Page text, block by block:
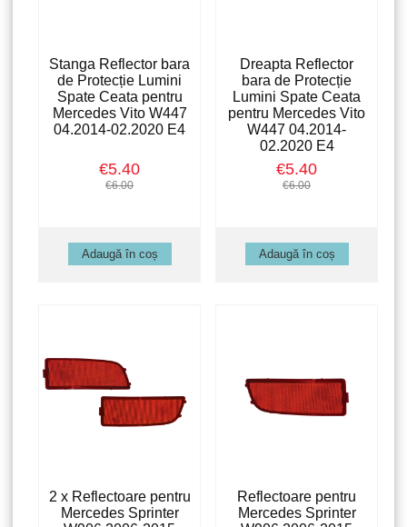
Stanga Reflector bara
de Protecție Lumini
Spate Ceata pentru
Mercedes Vito W447
04.2014-02.2020 E4
€5.40
€6.00
Dreapta Reflector
bara de Protecție
Lumini Spate Ceata
pentru Mercedes Vito
W447 04.2014-
02.2020 E4
€5.40
€6.00
2 x Reflectoare pentru
Mercedes Sprinter
Reflectoare pentru
Mercedes Sprinter